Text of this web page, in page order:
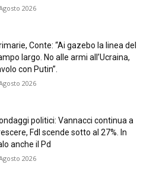
2026
Conte: “Ai gazebo la linea del
largo. No alle armi all’Ucraina,
con Putin”.
2026
politici: Vannacci continua a
FdI scende sotto al 27%. In
anche il Pd
2026